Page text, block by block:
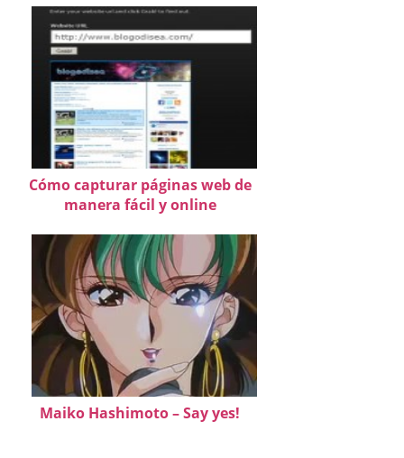
Cómo capturar páginas web de
manera fácil y online
Maiko Hashimoto – Say yes!